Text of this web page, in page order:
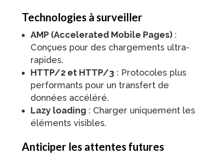
Technologies à surveiller
AMP (Accelerated Mobile Pages):
Conçues pour des chargements ultra-
rapides.
HTTP/2 et HTTP/3 : Protocoles plus
performants pour un transfert de
données accéléré.
Lazy loading : Charger uniquement les
éléments visibles.
Anticiper les attentes futures